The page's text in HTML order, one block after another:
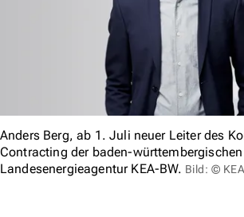
Anders Berg, ab 1. Juli neuer Leiter des
Contracting der baden-württembergischen
Landesenergieagentur KEA-BW. Bild: ©